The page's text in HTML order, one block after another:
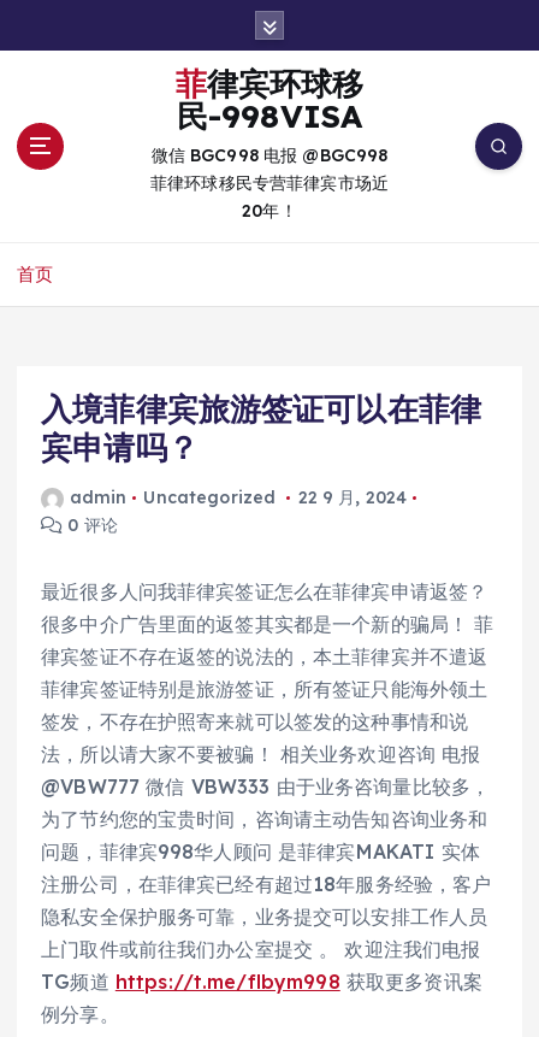
菲律宾环球移
民-998VISA
微信 BGC998 电报 @BGC998
菲律环球移民专营菲律宾市场近
20年！
首页
入境菲律宾旅游签证可以在菲律
宾申请吗？
admin Uncategorized
22 9 月, 2024
0 评论
最近很多人问我菲律宾签证怎么在菲律宾申请返签？
很多中介广告里面的返签其实都是一个新的骗局！ 菲
律宾签证不存在返签的说法的，本土菲律宾并不遣返
菲律宾签证特别是旅游签证，所有签证只能海外领土
签发，不存在护照寄来就可以签发的这种事情和说
法，所以请大家不要被骗！ 相关业务欢迎咨询 电报
@VBW777 微信 VBW333 由于业务咨询量比较多，
为了节约您的宝贵时间，咨询请主动告知咨询业务和
问题，菲律宾998华人顾问 是菲律宾MAKATI 实体
注册公司，在菲律宾已经有超过18年服务经验，客户
隐私安全保护服务可靠，业务提交可以安排工作人员
上门取件或前往我们办公室提交 。 欢迎注我们电报
TG频道 https://t.me/flbym998 获取更多资讯案
例分享。